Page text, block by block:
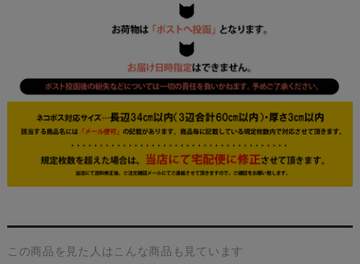
この商品を見た人はこんな商品も見ています